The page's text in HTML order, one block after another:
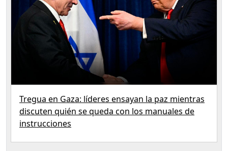
Tregua en Gaza: líderes ensayan la paz mientras
discuten quién se queda con los manuales de
instrucciones